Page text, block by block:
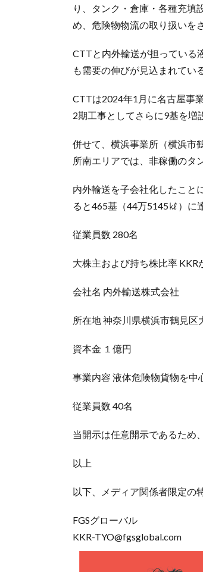
り、タンク・倉庫・各種充填
め、危険物物流の取り扱いを
CTTと内外輸送が担っている
も需要の伸びが見込まれている
CTTは2024年1月に名古屋事
2期工事としてさらに9基を増
併せて、横浜事業所（横浜市
所南エリアでは、非稼働のタ
内外輸送を子会社化したこと
ると465基（44万5145㎘）に
従業員数 280名
大株主および持ち株比率 KKR
会社名 内外輸送株式会社
所在地 神奈川県横浜市鶴見区
資本金 １億円
事業内容 液体危険物貨物を
従業員数 40名
当開示は任意開示であるため
以上
以下、メディア関係者限定の
FGSグローバル
KKR-TYO@fgsglobal.com